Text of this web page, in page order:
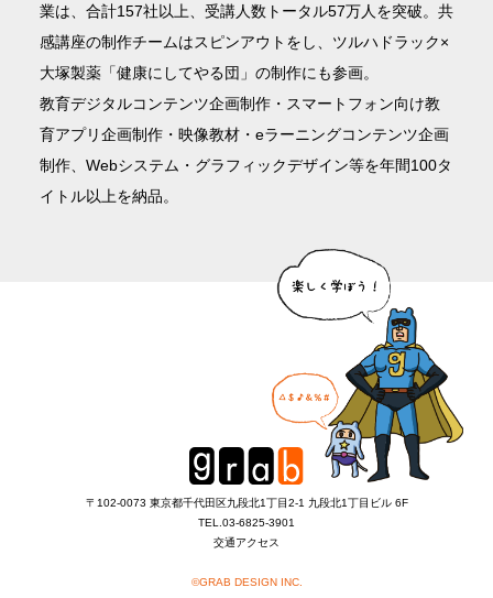
業は、合計157社以上、受講人数トータル57万人を突破。共
感講座の制作チームはスピンアウトをし、ツルハドラック×
大塚製薬「健康にしてやる団」の制作にも参画。
教育デジタルコンテンツ企画制作・スマートフォン向け教
育アプリ企画制作・映像教材・eラーニングコンテンツ企画
制作、Webシステム・グラフィックデザイン等を年間100タ
イトル以上を納品。
〒102-0073 東京都千代田区九段北1丁目2-1 九段北1丁目ビル 6F
TEL. 03-6825-3901
交通アクセス
©GRAB DESIGN INC.